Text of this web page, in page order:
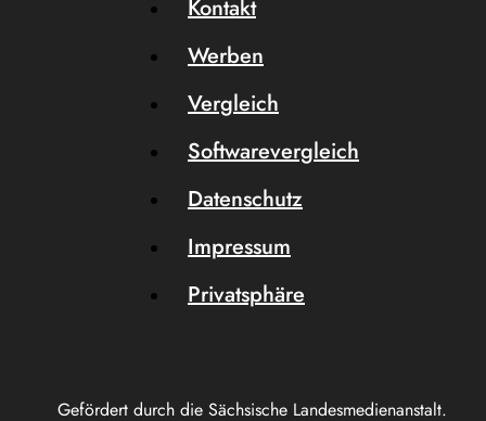
Gefördert durch die Sächsische Landesmedienanstalt.
Kontakt
Werben
Vergleich
Softwarevergleich
Datenschutz
Impressum
Privatsphäre